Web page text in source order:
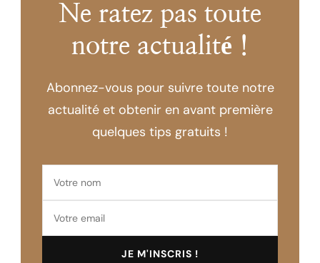
Ne ratez pas toute
notre actualité !
Abonnez-vous pour suivre toute notre
actualité et obtenir en avant première
quelques tips gratuits !